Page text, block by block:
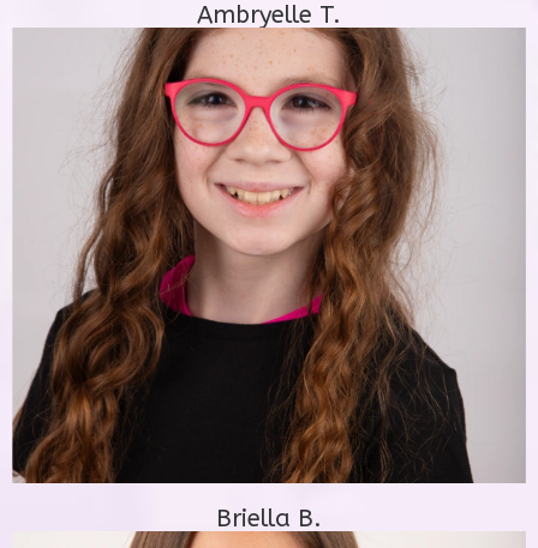
Ambryelle T.
Briella B.